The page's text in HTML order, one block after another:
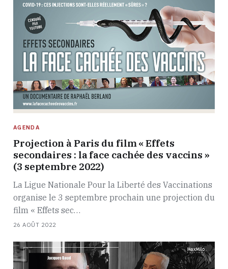
AGENDA
Projection à Paris du film « Effets
secondaires : la face cachée des vaccins »
(3 septembre 2022)
La Ligue Nationale Pour la Liberté des Vaccinations
organise le 3 septembre prochain une projection du
film « Effets sec…
26 AOÛT 2022